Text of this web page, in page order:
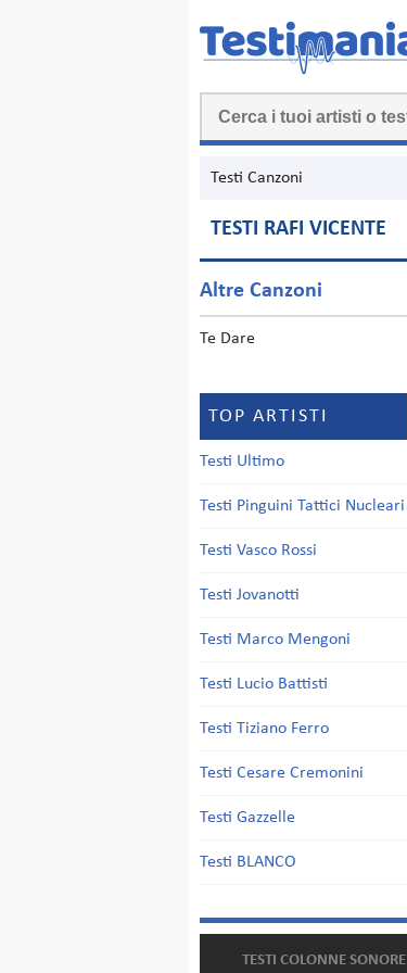
Testi Canzoni
TESTI RAFI VICENTE
Altre Canzoni
Te Dare
TOP ARTISTI
Testi Ultimo
Testi Pinguini Tattici Nucleari
Testi Vasco Rossi
Testi Jovanotti
Testi Marco Mengoni
Testi Lucio Battisti
Testi Tiziano Ferro
Testi Cesare Cremonini
Testi Gazzelle
Testi BLANCO
TESTI COLONNE SONORE